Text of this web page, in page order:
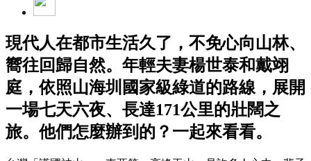
現代人在都市生活久了，不免心向山林、
嚮往回歸自然。年輕夫妻楊世泰和戴翊
庭，依照山海圳國家級綠道的路線，展開
一場七天六夜、長達171公里的壯闊之
旅。他們怎麼辦到的？一起來看看。